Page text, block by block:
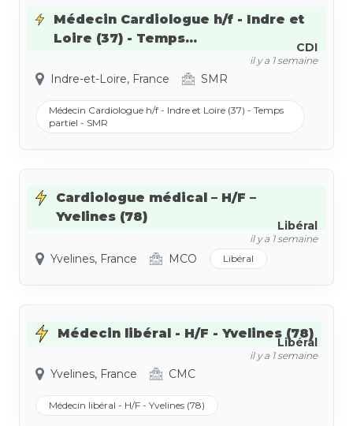
Médecin Cardiologue h/f - Indre et
Loire (37) - Temps...
CDI
il y a 1 semaine
Indre-et-Loire, France SMR
Médecin Cardiologue h/f - Indre et Loire (37) - Temps
partiel - SMR
Cardiologue médical – H/F –
Yvelines (78)
Libéral
il y a 1 semaine
Yvelines, France MCO Libéral
Médecin libéral - H/F - Yvelines (78)
Libéral
il y a 1 semaine
Yvelines, France CMC
Médecin libéral - H/F - Yvelines (78)